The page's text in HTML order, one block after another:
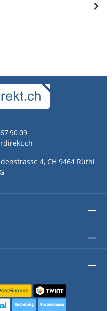
90 09
4, CH 9464 Rüthi